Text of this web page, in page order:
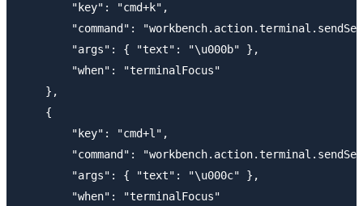
        "key": "cmd+k",
"command":
        "args": { "text": "\u000b" },
        "when": "terminalFocus"
    },
    {
        "key": "cmd+l",
"command":
        "args": { "text": "\u000c" },
        "when": "terminalFocus"